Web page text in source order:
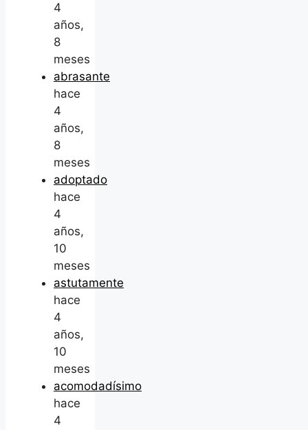
4
años,
8
meses
abrasante
hace
4
años,
8
meses
adoptado
hace
4
años,
10
meses
astutamente
hace
4
años,
10
meses
acomodadísimo
hace
4